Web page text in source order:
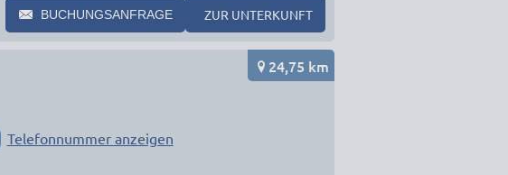
BUCHUNGSANFRAGE ZUR UNTERKUNFT
24,75 km
Telefonnummer anzeigen